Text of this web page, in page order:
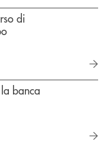
di
banca